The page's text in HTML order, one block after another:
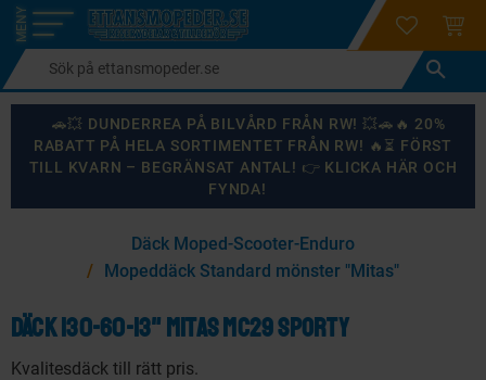
Meny
login
🚗💥 DUNDERREA PÅ BILVÅRD FRÅN RW! 💥🚗🔥 20%
RABATT PÅ HELA SORTIMENTET FRÅN RW! 🔥⏳ FÖRST
TILL KVARN – BEGRÄNSAT ANTAL! 👉 KLICKA HÄR OCH
FYNDA!
KANSKE NÅGON AV DESSA PRODUKTER KAN INTRESSERA
Däck Moped-Scooter-Enduro
Mopeddäck Standard mönster "Mitas"
Däck 130-60-13" Mitas MC29 Sporty
Kvalitesdäck till rätt pris.